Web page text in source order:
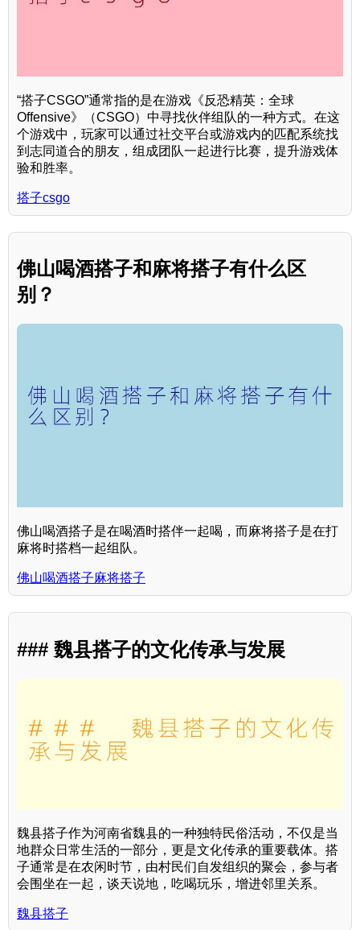
“搭子CSGO”通常指的是在游戏《反恐精英：全球
Offensive》（CSGO）中寻找伙伴组队的一种方式。在这
个游戏中，玩家可以通过社交平台或游戏内的匹配系统找
到志同道合的朋友，组成团队一起进行比赛，提升游戏体
验和胜率。
搭子csgo
佛山喝酒搭子和麻将搭子有什么区
别？
佛山喝酒搭子是在喝酒时搭伴一起喝，而麻将搭子是在打
麻将时搭档一起组队。
佛山喝酒搭子麻将搭子
### 魏县搭子的文化传承与发展
魏县搭子作为河南省魏县的一种独特民俗活动，不仅是当
地群众日常生活的一部分，更是文化传承的重要载体。搭
子通常是在农闲时节，由村民们自发组织的聚会，参与者
会围坐在一起，谈天说地，吃喝玩乐，增进邻里关系。
魏县搭子